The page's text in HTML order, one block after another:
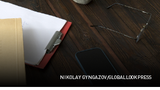
NIKOLAY GYNGAZOV/GLOBALLOOKPRESS